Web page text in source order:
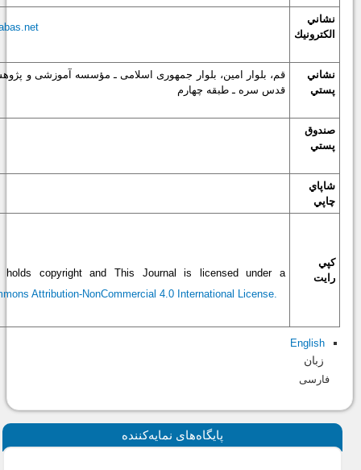
نشاني
الكترونيك
نشاني
پستي
قم، بلوار امين، بلوار جمهورى اسلامى ـ مؤسسه آموزشى و
قدس‏ سره ـ طبقه چهارم
صندوق
پستي
شاپاي
چاپي
كپي
رايت
holds copyright and This Journal is licensed under a
Attribution-NonCommercial 4.0 International License.
English
زبان
فارسی
پايگاه‌های نمايه‌كننده